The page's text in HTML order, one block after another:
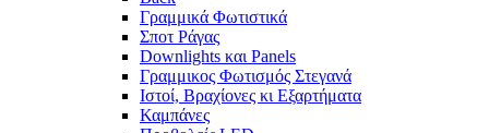
Γραμμικά Φωτιστικά
Σποτ Ράγας
Downlights και Panels
Γραμμικος Φωτισμός Στεγανά
Ιστοί, Βραχίονες κι Εξαρτήματα
Καμπάνες